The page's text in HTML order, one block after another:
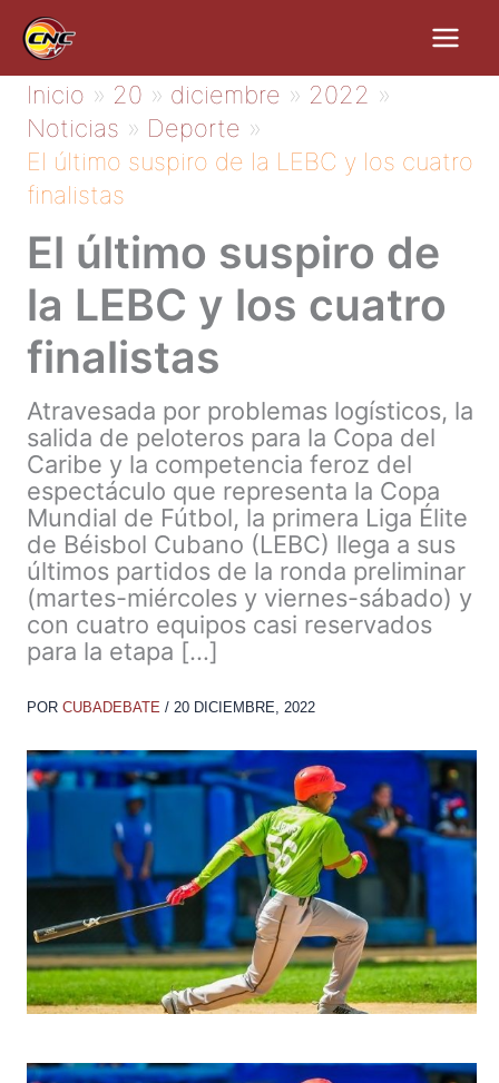
contenido
Inicio 20 diciembre
2022
Noticias
Deporte
El último suspiro de la LEBC y los cuatro
finalistas
El último suspiro de
la LEBC y los cuatro
finalistas
Atravesada por problemas logísticos, la
salida de peloteros para la Copa del
Caribe y la competencia feroz del
espectáculo que representa la Copa
Mundial de Fútbol, la primera Liga Élite
de Béisbol Cubano (LEBC) llega a sus
últimos partidos de la ronda preliminar
(martes-miércoles y viernes-sábado) y
con cuatro equipos casi reservados
para la etapa […]
POR CUBADEBATE / 20 DICIEMBRE, 2022